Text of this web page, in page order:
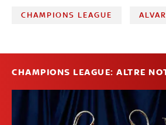
CHAMPIONS LEAGUE
CHAMPIONS LEAGUE: ALTRE